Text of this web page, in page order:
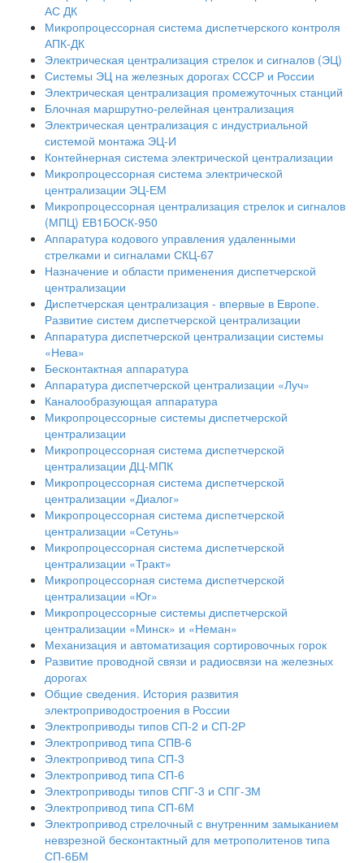
АС ДК
Микропроцессорная система диспетчерского контроля
АПК-ДК
Электрическая централизация стрелок и сигналов (ЭЦ)
Системы ЭЦ на железных дорогах СССР и России
Электрическая централизация промежуточных станций
Блочная маршрутно-релейная централизация
Электрическая централизация с индустриальной
системой монтажа ЭЦ-И
Контейнерная система электрической централизации
Микропроцессорная система электрической
централизации ЭЦ-ЕМ
Микропроцессорная централизация стрелок и сигналов
(МПЦ) ЕВ1БОСК-950
Аппаратура кодового управления удаленными
стрелками и сигналами СКЦ-67
Назначение и области применения диспетчерской
централизации
Диспетчерская централизация - впервые в Европе.
Развитие систем диспетчерской централизации
Аппаратура диспетчерской централизации системы
«Нева»
Бесконтактная аппаратура
Аппаратура диспетчерской централизации «Луч»
Каналообразующая аппаратура
Микропроцессорные системы диспетчерской
централизации
Микропроцессорная система диспетчерской
централизации ДЦ-МПК
Микропроцессорная система диспетчерской
централизации «Диалог»
Микропроцессорная система диспетчерской
централизации «Сетунь»
Микропроцессорная система диспетчерской
централизации «Тракт»
Микропроцессорная система диспетчерской
централизации «Юг»
Микропроцессорные системы диспетчерской
централизации «Минск» и «Неман»
Механизация и автоматизация сортировочных горок
Развитие проводной связи и радиосвязи на железных
дорогах
Общие сведения. История развития
электроприводостроения в России
Электроприводы типов СП-2 и СП-2Р
Электропривод типа СПВ-6
Электропривод типа СП-3
Электропривод типа СП-6
Электроприводы типов СПГ-3 и СПГ-ЗМ
Электропривод типа СП-6М
Электропривод стрелочный с внутренним замыканием
невзрезной бесконтактный для метрополитенов типа
СП-6БМ